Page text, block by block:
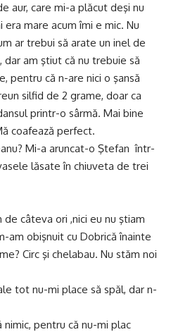
aur, care mi-a plăcut deşi nu
mare acum îmi e mic. Nu
ar trebui să arate un inel de
am ştiut că nu trebuie să
pentru că n-are nici o şansă
silfid de 2 grame, doar ca
printr-o sârmă. Mai bine
coafează perfect.
Mi-a aruncat-o Ştefan într-
lăsate în chiuveta de trei
de câteva ori ,nici eu nu ştiam
am obişnuit cu Dobrică înainte
Circ şi chelabau. Nu stăm noi
tot nu-mi place să spăl, dar n-
pentru că nu-mi plac